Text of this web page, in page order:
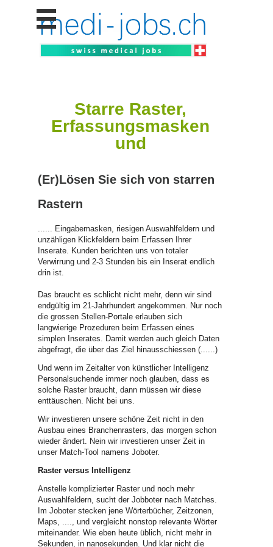
Personalberatungen
Lehrstellen
Lehrstellen
inserieren
Starre Raster,
Erfassungsmasken
und
(Er)Lösen Sie sich von starren
Rastern
...... Eingabemasken, riesigen Auswahlfeldern und
unzähligen Klickfeldern beim Erfassen Ihrer
Inserate. Kunden berichten uns von totaler
Verwirrung und 2-3 Stunden bis ein Inserat endlich
drin ist.
Das braucht es schlicht nicht mehr, denn wir sind
endgültig im 21-Jahrhundert angekommen. Nur noch
die grossen Stellen-Portale erlauben sich
langwierige Prozeduren beim Erfassen eines
simplen Inserates. Damit werden auch gleich Daten
abgefragt, die über das Ziel hinausschiessen (......)
Und wenn im Zeitalter von künstlicher Intelligenz
Personalsuchende immer noch glauben, dass es
solche Raster braucht, dann müssen wir diese
enttäuschen. Nicht bei uns.
Wir investieren unsere schöne Zeit nicht in den
Ausbau eines Branchenrasters, das morgen schon
wieder ändert. Nein wir investieren unser Zeit in
unser Match-Tool namens Joboter.
Raster versus Intelligenz
Anstelle komplizierter Raster und noch mehr
Auswahlfeldern, sucht der Jobboter nach Matches.
Im Joboter stecken jene Wörterbücher, Zeitzonen,
Maps, ...., und vergleicht nonstop relevante Wörter
miteinander. Wie eben heute üblich, nicht mehr in
Sekunden, in nanosekunden. Und klar nicht die